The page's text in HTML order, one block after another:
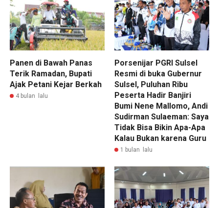
Panen di Bawah Panas
Terik Ramadan, Bupati
Ajak Petani Kejar Berkah
4 bulan lalu
Porsenijar PGRI Sulsel
Resmi di buka Gubernur
Sulsel, Puluhan Ribu
Peserta Hadir Banjiri
Bumi Nene Mallomo, Andi
Sudirman Sulaeman: Saya
Tidak Bisa Bikin Apa-Apa
Kalau Bukan karena Guru
1 bulan lalu